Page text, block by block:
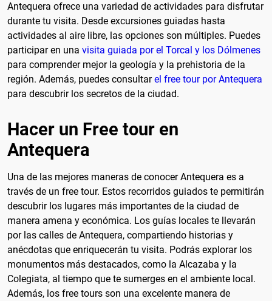
Antequera ofrece una variedad de actividades para disfrutar
durante tu visita. Desde excursiones guiadas hasta
actividades al aire libre, las opciones son múltiples. Puedes
participar en una visita guiada por el Torcal y los Dólmenes
para comprender mejor la geología y la prehistoria de la
región. Además, puedes consultarel free tour por Antequera
para descubrir los secretos de la ciudad.
Hacer un Free tour en
Antequera
Una de las mejores maneras de conocer Antequera es a
través de un free tour. Estos recorridos guiados te permitirán
descubrir los lugares más importantes de la ciudad de
manera amena y económica. Los guías locales te llevarán
por las calles de Antequera, compartiendo historias y
anécdotas que enriquecerán tu visita. Podrás explorar los
monumentos más destacados, como la Alcazaba y la
Colegiata, al tiempo que te sumerges en el ambiente local.
Además, los free tours son una excelente manera de